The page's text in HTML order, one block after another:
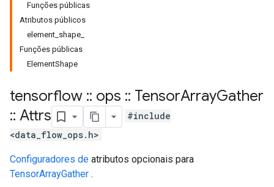
Funções públicas
Atributos públicos
element_shape_
Funções públicas
ElementShape
tensorflow :: ops :: TensorArrayGather
:: Attrs
#include
<data_flow_ops.h>
Configuradores de atributos opcionais para
TensorArrayGather .